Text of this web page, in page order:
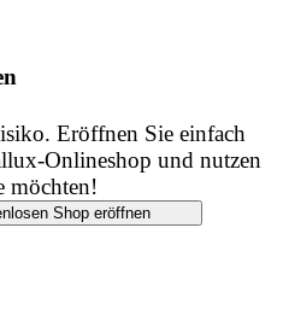
Eröffnen Sie einfach
möchten!